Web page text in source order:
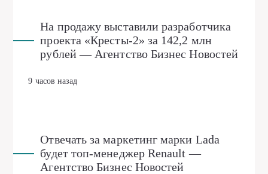
На продажу выставили разработчика
проекта «Кресты-2» за 142,2 млн
рублей — Агентство Бизнес Новостей
9 часов назад
Отвечать за маркетинг марки Lada
будет топ-менеджер Renault —
Агентство Бизнес Новостей